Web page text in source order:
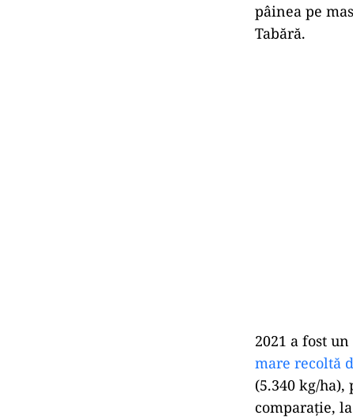
pâinea pe
Tabără.
2021 a fost
mare recoltă
(5.340 kg/
comparație,